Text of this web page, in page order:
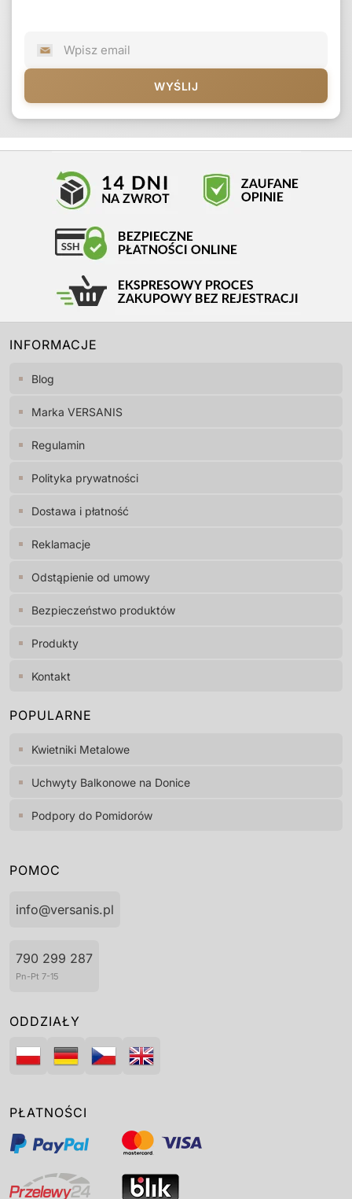
WYŚLIJ
INFORMACJE
Blog
Marka VERSANIS
Regulamin
Polityka prywatności
Dostawa i płatność
Reklamacje
Odstąpienie od umowy
Bezpieczeństwo produktów
Produkty
Kontakt
POPULARNE
Kwietniki Metalowe
Uchwyty Balkonowe na Donice
Podpory do Pomidorów
POMOC
info@versanis.pl
790 299 287
Pn-Pt 7-15
ODDZIAŁY
PŁATNOŚCI